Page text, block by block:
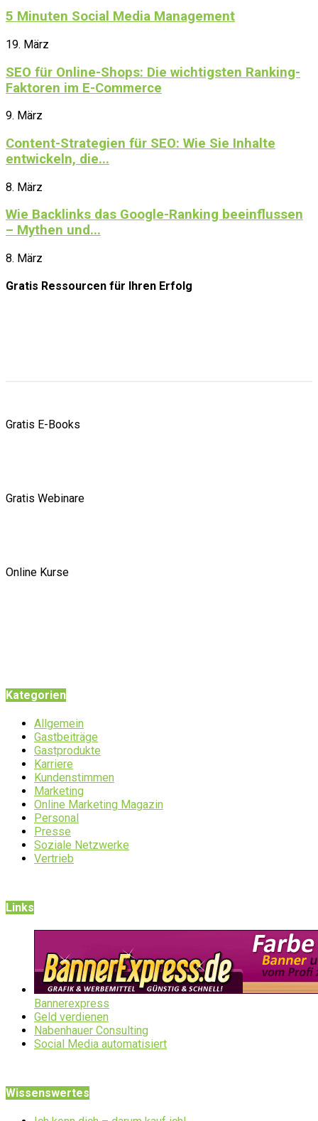
5 Minuten Social Media Management
19. März
SEO für Online-Shops: Die wichtigsten Ranking-
Faktoren im E-Commerce
9. März
Content-Strategien für SEO: Wie Sie Inhalte
entwickeln, die...
8. März
Wie Backlinks das Google-Ranking beeinflussen
– Mythen und...
8. März
Gratis Ressourcen für Ihren Erfolg
Gratis E-Books
Gratis Webinare
Online Kurse
Kategorien
Allgemein
Gastbeiträge
Gastprodukte
Karriere
Kundenstimmen
Marketing
Online Marketing Magazin
Personal
Presse
Soziale Netzwerke
Vertrieb
Links
Bannerexpress
Geld verdienen
Nabenhauer Consulting
Social Media automatisiert
Wissenswertes